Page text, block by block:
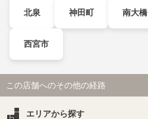
北泉 神田町 南大橋
西宮市
この店舗へのその他の経路
エリアから探す